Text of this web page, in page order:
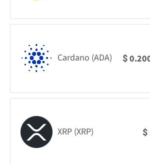
Cardano (ADA) $
XRP (XRP) $